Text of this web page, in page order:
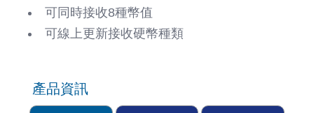
可同時接收8種幣值
可線上更新接收硬幣種類
產品資訊